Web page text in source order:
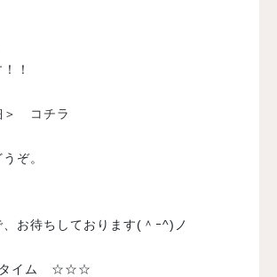
！
＞ コチラ
ぞ。
、お待ちしております(＾ｰ^)ノ
イム ☆☆☆